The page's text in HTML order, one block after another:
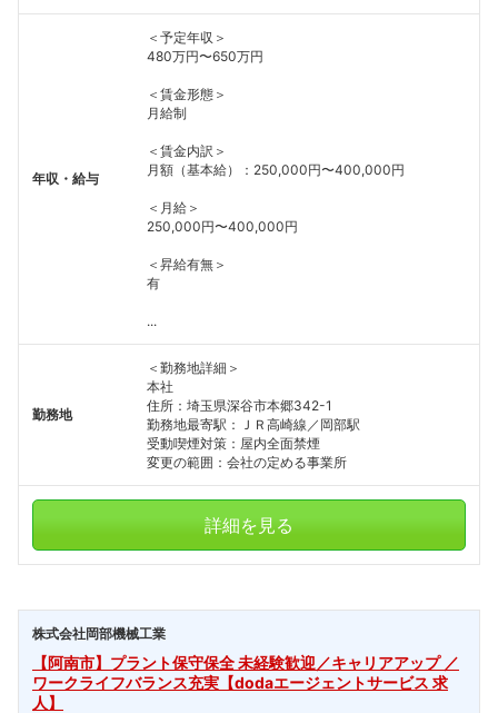
年収・給与
＜予定年収＞
480万円〜650万円
＜賃金形態＞
月給制
＜賃金内訳＞
月額（基本給）：250,000円〜400,000円
＜月給＞
250,000円〜400,000円
＜昇給有無＞
有
...
勤務地
＜勤務地詳細＞
本社
住所：埼玉県深谷市本郷342-1
勤務地最寄駅：ＪＲ高崎線／岡部駅
受動喫煙対策：屋内全面禁煙
変更の範囲：会社の定める事業所
詳細を見る
株式会社岡部機械工業
【阿南市】プラント保守保全 未経験歓迎／キャリアアップ ／
ワークライフバランス充実【dodaエージェントサービス 求
人】